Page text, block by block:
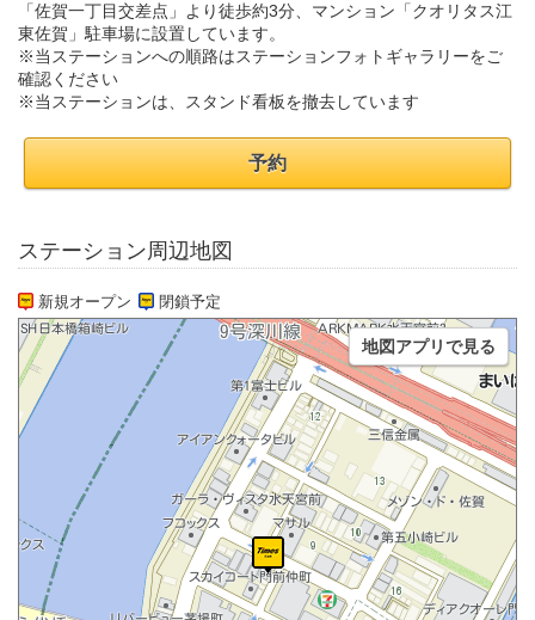
「佐賀一丁目交差点」より徒歩約3分、マンション「クオリタス江
東佐賀」駐車場に設置しています。
※当ステーションへの順路はステーションフォトギャラリーをご
確認ください
※当ステーションは、スタンド看板を撤去しています
予約
ステーション周辺地図
新規オープン 閉鎖予定
地図アプリで見る